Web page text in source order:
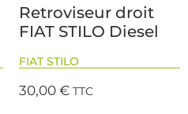
Retroviseur droit
FIAT STILO Diesel
FIAT STILO
30,00€ TTC